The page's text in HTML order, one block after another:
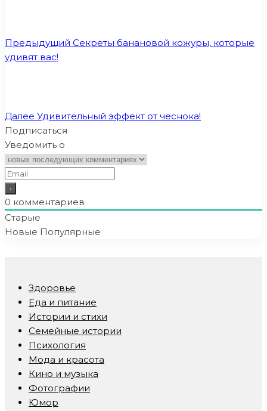
Предыдущий Секреты банановой кожуры, которые
удивят вас!
Далее Удивительный эффект от чеснока!
Подписаться
Уведомить о
0 комментариев
Старые
Новые Популярные
Здоровье
Еда и питание
Истории и стихи
Семейные истории
Психология
Мода и красота
Кино и музыка
Фотографии
Юмор